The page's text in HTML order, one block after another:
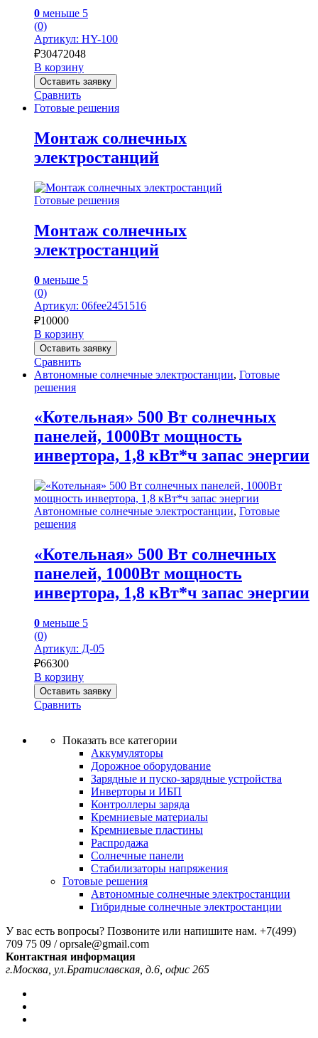
0 меньше 5
(0)
Артикул: HY-100
₽30472048
В корзину
Оставить заявку
Сравнить
Готовые решения
Монтаж солнечных
электростанций
Готовые решения
Монтаж солнечных
электростанций
0 меньше 5
(0)
Артикул: 06fee2451516
₽10000
В корзину
Оставить заявку
Сравнить
Автономные солнечные электростанции, Готовые
решения
«Котельная» 500 Вт солнечных
панелей, 1000Вт мощность
инвертора, 1,8 кВт*ч запас энергии
Автономные солнечные электростанции, Готовые
решения
«Котельная» 500 Вт солнечных
панелей, 1000Вт мощность
инвертора, 1,8 кВт*ч запас энергии
0 меньше 5
(0)
Артикул: Д-05
₽66300
В корзину
Оставить заявку
Сравнить
Показать все категории
Аккумуляторы
Дорожное оборудование
Зарядные и пуско-зарядные устройства
Инверторы и ИБП
Контроллеры заряда
Кремниевые материалы
Кремниевые пластины
Распродажа
Солнечные панели
Стабилизаторы напряжения
Готовые решения
Автономные солнечные электростанции
Гибридные солнечные электростанции
У вас есть вопросы? Позвоните или напишите нам. +7(499)
709 75 09 / oprsale@gmail.com
Контактная информация
г.Москва, ул.Братиславская, д.6, офис 265